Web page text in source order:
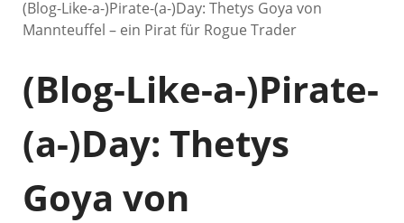
(Blog-Like-a-)Pirate-(a-)Day: Thetys Goya von
Mannteuffel – ein Pirat für Rogue Trader
(Blog-Like-a-)Pirate-
(a-)Day: Thetys
Goya von